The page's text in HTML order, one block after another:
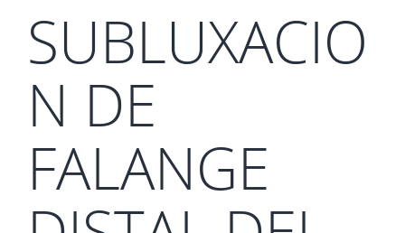
SUBLUXACIO
N DE
FALANGE